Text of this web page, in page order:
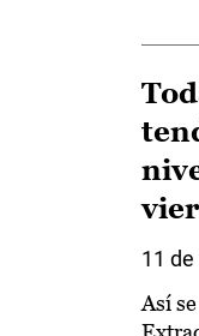
11
Así